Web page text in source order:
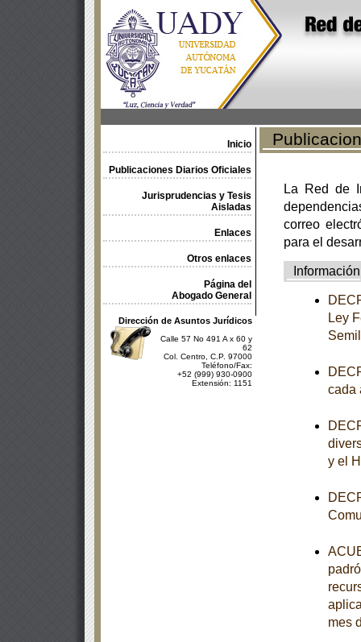
Inicio
Publicaciones Diarios Oficiales
Jurisprudencias y Tesis
Aisladas
Enlaces
Otros enlaces
Página del
Abogado General
Dirección de Asuntos Jurídicos
Calle 57 No 491 A x 60 y
62
Col. Centro, C.P. 97000
Teléfono/Fax:
+52 (999) 930-0900
Extensión: 1151
La Red de
correo
para el
Información
Ley
cada
y el
mes